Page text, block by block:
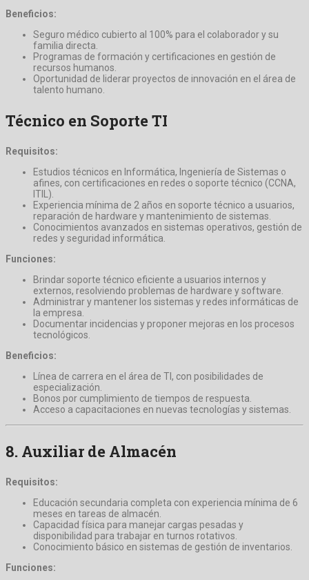
Beneficios:
Seguro médico cubierto al 100% para el colaborador y su
familia directa.
Programas de formación y certificaciones en gestión de
recursos humanos.
Oportunidad de liderar proyectos de innovación en el área de
talento humano.
Técnico en Soporte TI
Requisitos:
Estudios técnicos en Informática, Ingeniería de Sistemas o
afines, con certificaciones en redes o soporte técnico (CCNA,
ITIL).
Experiencia mínima de 2 años en soporte técnico a usuarios,
reparación de hardware y mantenimiento de sistemas.
Conocimientos avanzados en sistemas operativos, gestión de
redes y seguridad informática.
Funciones:
Brindar soporte técnico eficiente a usuarios internos y
externos, resolviendo problemas de hardware y software.
Administrar y mantener los sistemas y redes informáticas de
la empresa.
Documentar incidencias y proponer mejoras en los procesos
tecnológicos.
Beneficios:
Línea de carrera en el área de TI, con posibilidades de
especialización.
Bonos por cumplimiento de tiempos de respuesta.
Acceso a capacitaciones en nuevas tecnologías y sistemas.
8. Auxiliar de Almacén
Requisitos:
Educación secundaria completa con experiencia mínima de 6
meses en tareas de almacén.
Capacidad física para manejar cargas pesadas y
disponibilidad para trabajar en turnos rotativos.
Conocimiento básico en sistemas de gestión de inventarios.
Funciones: